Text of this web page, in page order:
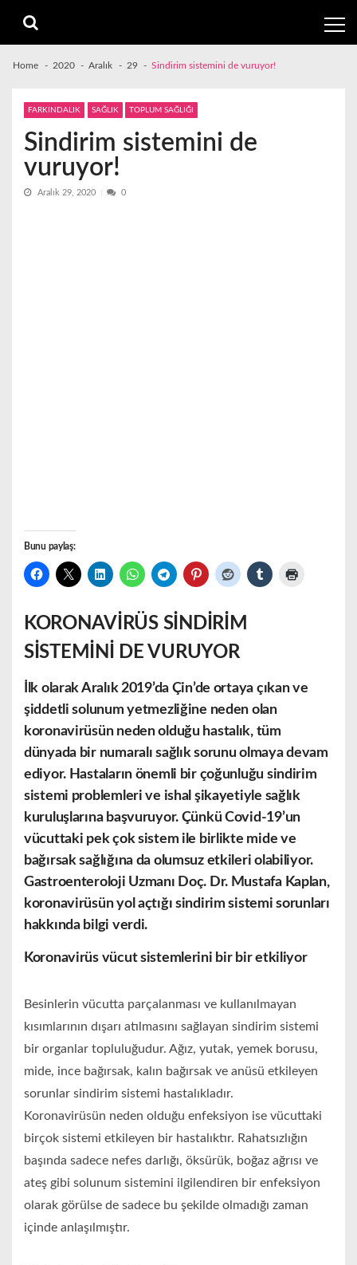
navigation
content
Home 2020 Aralık 29 Sindirim sistemini de vuruyor!
FARKINDALIK SAĞLIK TOPLUM SAĞLIĞI
Sindirim sistemini de
vuruyor!
Aralık 29, 2020 0
Bunu paylaş:
KORONAVİRÜS SİNDİRİM
SİSTEMİNİ DE VURUYOR
İlk olarak Aralık 2019’da Çin’de ortaya çıkan ve
şiddetli solunum yetmezliğine neden olan
koronavirüsünneden olduğu hastalık, tüm
dünyada bir numaralısağlıksorunu olmaya devam
ediyor. Hastaların önemli bir çoğunluğu sindirim
sistemi problemleri ve ishal şikayetiyle sağlık
kuruluşlarına başvuruyor. Çünkü Covid-19’un
vücuttaki pek çok sistem ile birlikte mide ve
bağırsak sağlığına da olumsuz etkileri olabiliyor.
Gastroenteroloji Uzmanı Doç. Dr. Mustafa Kaplan,
koronavirüsün yol açtığı sindirim sistemi sorunları
hakkında bilgi verdi.
Koronavirüs vücut sistemlerini bir bir etkiliyor
Besinlerin vücutta parçalanması ve kullanılmayan
kısımlarının dışarı atılmasını sağlayan sindirim sistemi
bir organlar topluluğudur. Ağız, yutak, yemek borusu,
mide, ince bağırsak, kalın bağırsak ve anüsü etkileyen
sorunlar sindirim sistemi hastalıkladır.
Koronavirüsün neden olduğu enfeksiyon ise vücuttaki
birçok sistemi etkileyen bir hastalıktır. Rahatsızlığın
başında sadece nefes darlığı, öksürük, boğaz ağrısı ve
ateş gibi solunum sistemini ilgilendiren bir enfeksiyon
olarak görülse de sadece bu şekilde olmadığı zaman
içinde anlaşılmıştır.